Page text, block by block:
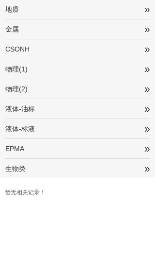
地质 »
金属 »
CSONH »
物理(1) »
物理(2) »
液体-油标 »
液体-标液 »
EPMA »
生物类 »
暂无相关记录！